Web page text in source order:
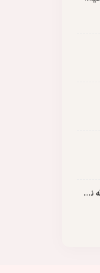
شهادت آیت الله شیخ فضل الله نوری